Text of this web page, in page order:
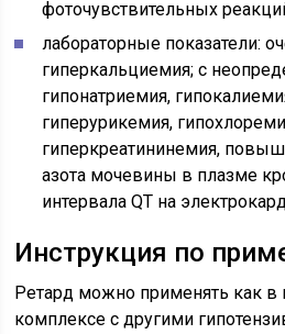
фоточувствительных
лабораторные показатели:
гиперкальциемия; с
гипонатриемия,
гиперурикемия,
гиперкреатининемия,
азота мочевины в плазме
интервала QT на
Инструкция по
Ретард можно применять как в
комплексе с другими